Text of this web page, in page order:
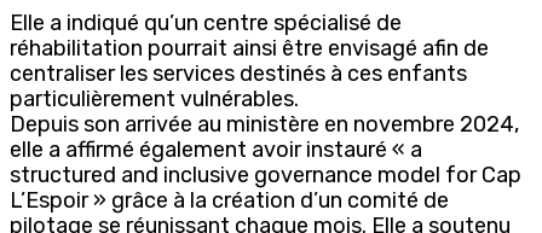
Elle a indiqué qu’un centre spécialisé de
réhabilitation pourrait ainsi être envisagé afin de
centraliser les services destinés à ces enfants
particulièrement vulnérables.
Depuis son arrivée au ministère en novembre 2024,
elle a affirmé également avoir instauré « a
structured and inclusive governance model for Cap
L’Espoir » grâce à la création d’un comité de
pilotage se réunissant chaque mois. Elle a soutenu